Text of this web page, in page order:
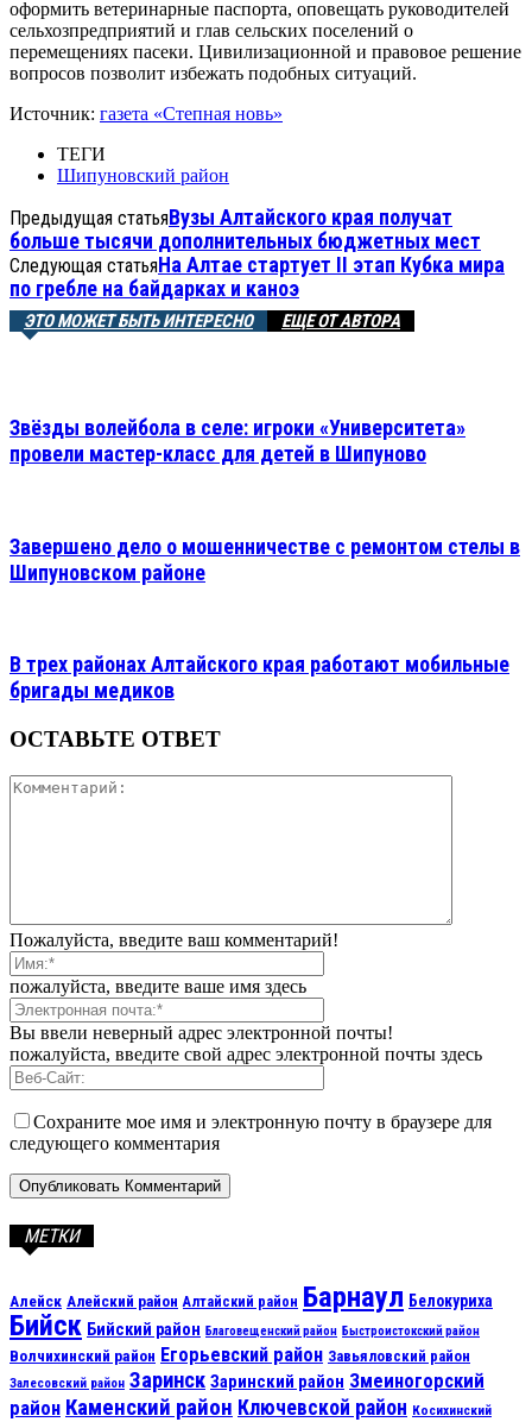
оформить ветеринарные паспорта, оповещать руководителей
сельхозпредприятий и глав сельских поселений о
перемещениях пасеки. Цивилизационной и правовое решение
вопросов позволит избежать подобных ситуаций.
Источник: газета «Степная новь»
ТЕГИ
Шипуновский район
Предыдущая статьяВузы Алтайского края получат
больше тысячи дополнительных бюджетных мест
Следующая статьяНа Алтае стартует II этап Кубка мира
по гребле на байдарках и каноэ
ЭТО МОЖЕТ БЫТЬ ИНТЕРЕСНО ЕЩЕ ОТ АВТОРА
Звёзды волейбола в селе: игроки «Университета»
провели мастер-класс для детей в Шипуново
Завершено дело о мошенничестве с ремонтом стелы в
Шипуновском районе
В трех районах Алтайского края работают мобильные
бригады медиков
ОСТАВЬТЕ ОТВЕТ
Пожалуйста, введите ваш комментарий!
пожалуйста, введите ваше имя здесь
Вы ввели неверный адрес электронной почты!
пожалуйста, введите свой адрес электронной почты здесь
Сохраните мое имя и электронную почту в браузере для
следующего комментария
МЕТКИ
Алейск Алейский район Алтайский район Барнаул Белокуриха
Бийск Бийский район Благовещенский район Быстроистокский район
Волчихинский район Егорьевский район Завьяловский район
Залесовский район Заринск Заринский район Змеиногорский
район Каменский район Ключевской район Косихинский